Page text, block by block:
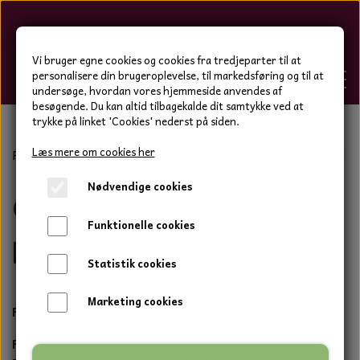
Hygge-Liv
FORSIDE
WEBSHOP
BOLIG OG HAVE
DUFTBLOKKE OG TILBEHØR
DUFT BLOKKE
VINDSPIL
HJEMMESKO OG TØJ
HJEMMESKO
RESTSALG
HJEMMESKO OG TØJ
HJEMMESKO
LÆDER BÆLTER - TASKER - CAPS
TERMOSTRØMPER LEGGINGS
Forside Bolig og have
Gypsy XL hammam
badehåndklæder
Fouta Playa Gypsy – Bohemeånd og livlige farver
Fordyb dig i den bohemeagtige verden med Gypsy
Vi bruger egne cookies og cookies fra tredjeparter til at
personalisere din brugeroplevelse, til markedsføring og til at
undersøge, hvordan vores hjemmeside anvendes af
besøgende. Du kan altid tilbagekalde dit samtykke ved at
trykke på linket 'Cookies' nederst på siden.
Læs mere om cookies her
Nødvendige cookies
Funktionelle cookies
Statistik cookies
Marketing cookies